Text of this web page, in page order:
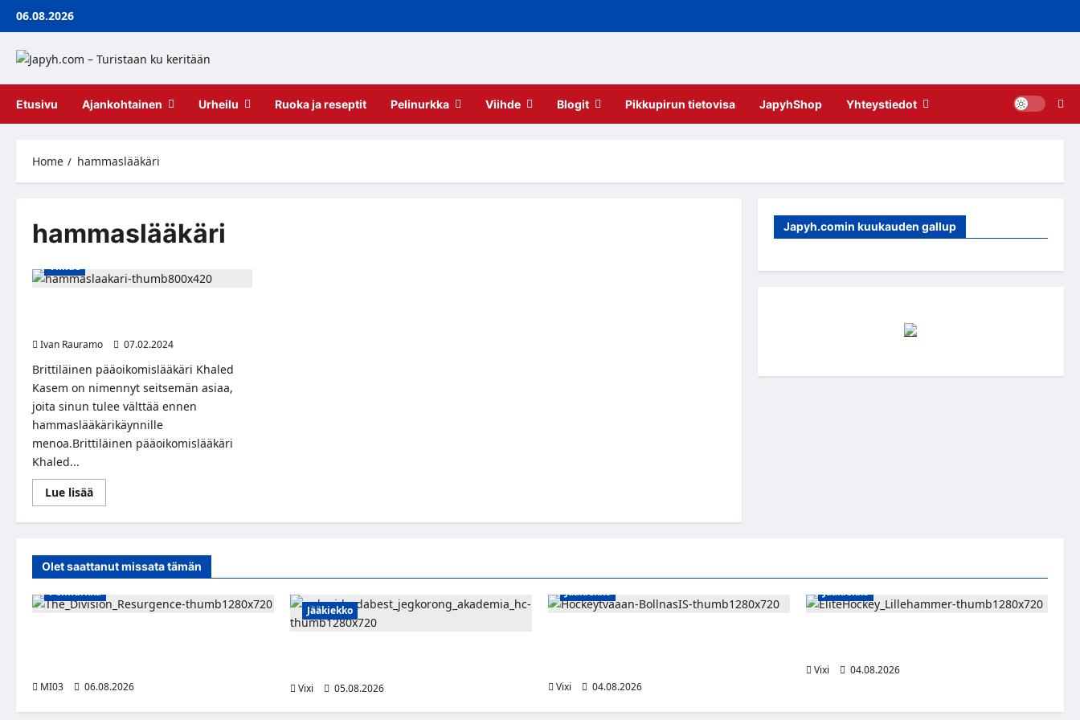
Skip06.08.2026
Etusivu Ajankohtainen Urheilu Ruoka ja reseptit Pelinurkka Viihde Blogit Pikkupirun tietovisa JapyhShop Yhteystiedot
Home hammaslääkäri
hammaslääkäri
Viihde
Ivan Rauramo
07.02.2024
Brittiläinen pääoikomislääkäri Khaled
Kasem on nimennyt seitsemän asiaa,
joita sinun tulee välttää ennen
hammaslääkärikäynnille
menoa.Brittiläinen pääoikomislääkäri
Khaled...
Lue lisääRead
more
Hammaslääkäri
tee
näitä
viittä
asiaa
ennen
vastaanottoa
Japyh.comin kuukauden gallup
Olet saattanut missata tämän
Pelinurkka
MI03
06.08.2026
Jääkiekko
Vixi
05.08.2026
Jääkiekko
Vixi
04.08.2026
Jääkiekko
Vixi
04.08.2026